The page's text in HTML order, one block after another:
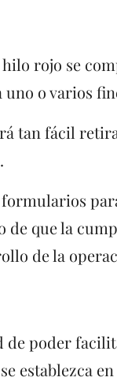
rojo se
o varios
tan fácil
formularios
que la
de la
de poder
establezca